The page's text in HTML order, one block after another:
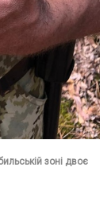
зоні двоє